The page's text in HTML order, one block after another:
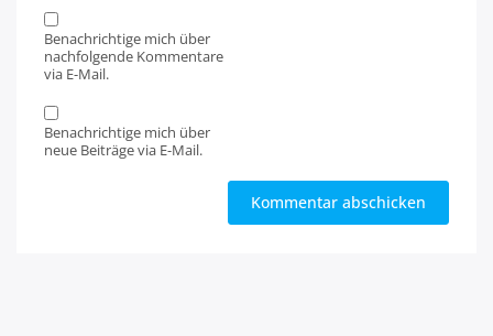
Benachrichtige mich über
nachfolgende Kommentare
via E-Mail.
Benachrichtige mich über
neue Beiträge via E-Mail.